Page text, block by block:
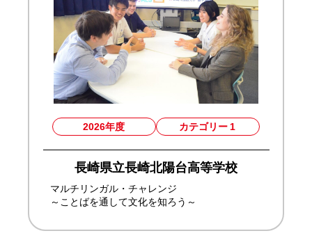
2026年度 カテゴリー 1
長崎県立長崎北陽台高等学校
マルチリンガル・チャレンジ
～ことばを通して文化を知ろう～